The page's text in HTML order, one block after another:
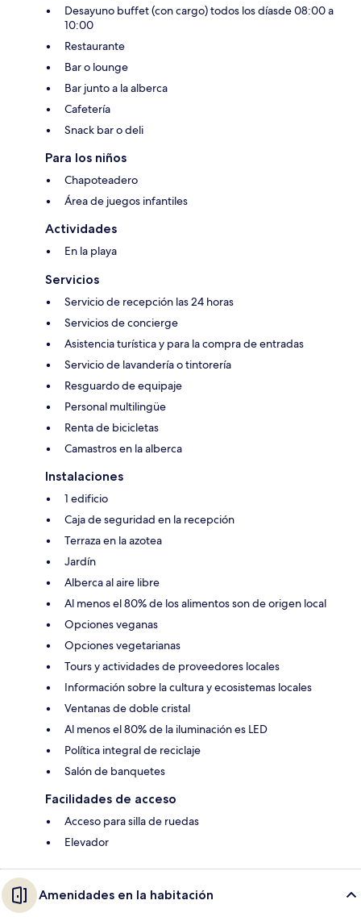
Desayuno buffet (con cargo) todos los díasde 08:00 a
10:00
Restaurante
Bar o lounge
Bar junto a la alberca
Cafetería
Snack bar o deli
Para los niños
Chapoteadero
Área de juegos infantiles
Actividades
En la playa
Servicios
Servicio de recepción las 24 horas
Servicios de concierge
Asistencia turística y para la compra de entradas
Servicio de lavandería o tintorería
Resguardo de equipaje
Personal multilingüe
Renta de bicicletas
Camastros en la alberca
Instalaciones
1 edificio
Caja de seguridad en la recepción
Terraza en la azotea
Jardín
Alberca al aire libre
Al menos el 80% de los alimentos son de origen local
Opciones veganas
Opciones vegetarianas
Tours y actividades de proveedores locales
Información sobre la cultura y ecosistemas locales
Ventanas de doble cristal
Al menos el 80% de la iluminación es LED
Política integral de reciclaje
Salón de banquetes
Facilidades de acceso
Acceso para silla de ruedas
Elevador
Amenidades en la habitación